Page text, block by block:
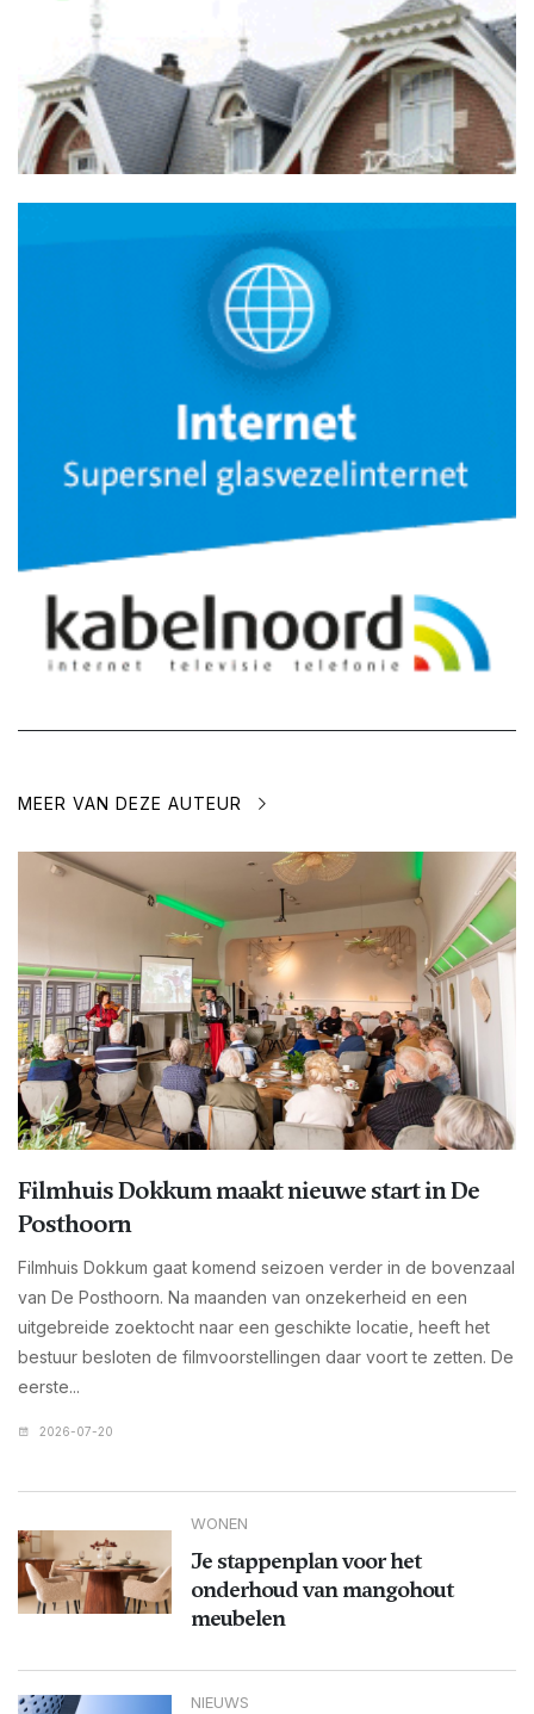
MEER VAN DEZE AUTEUR
Filmhuis Dokkum maakt nieuwe start in De
Posthoorn
Filmhuis Dokkum gaat komend seizoen verder in de bovenzaal
van De Posthoorn. Na maanden van onzekerheid en een
uitgebreide zoektocht naar een geschikte locatie, heeft het
bestuur besloten de filmvoorstellingen daar voort te zetten. De
eerste...
2026-07-20
WONEN
Je stappenplan voor het
onderhoud van mangohout
meubelen
NIEUWS